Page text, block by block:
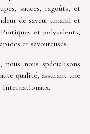
sauces, ragoûts, et
de saveur umami et
et polyvalents,
et savoureuses.
nous spécialisons
qualité, assurant une
internationaux.